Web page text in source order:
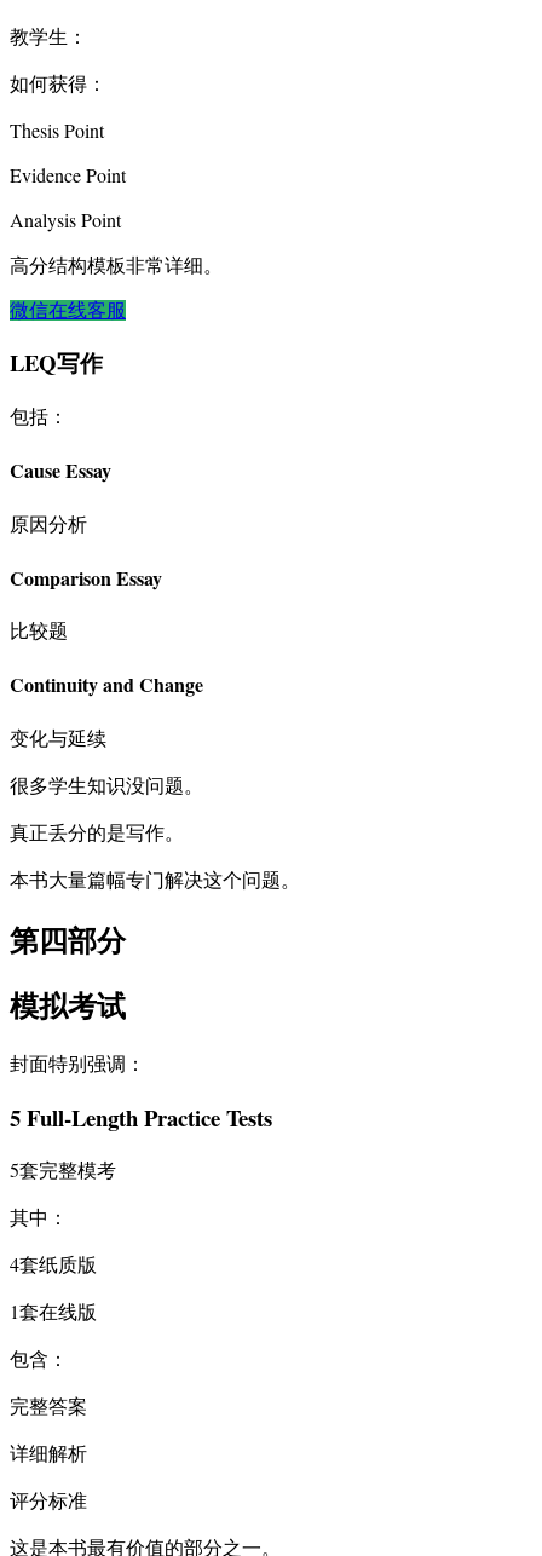
教学生：
如何获得：
Thesis Point
Evidence Point
Analysis Point
高分结构模板非常详细。
微信在线客服
LEQ写作
包括：
Cause Essay
原因分析
Comparison Essay
比较题
Continuity and Change
变化与延续
很多学生知识没问题。
真正丢分的是写作。
本书大量篇幅专门解决这个问题。
第四部分
模拟考试
封面特别强调：
5 Full-Length Practice Tests
5套完整模考
其中：
4套纸质版
1套在线版
包含：
完整答案
详细解析
评分标准
这是本书最有价值的部分之一。